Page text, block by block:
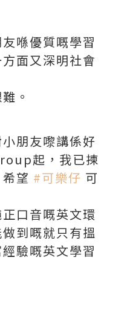
喺優質嘅學習
面又深明社會
。
朋友嚟講係好
起，我已揀
望 #可樂仔 可
口音嘅英文環
到嘅就只有搵
驗嘅英文學習